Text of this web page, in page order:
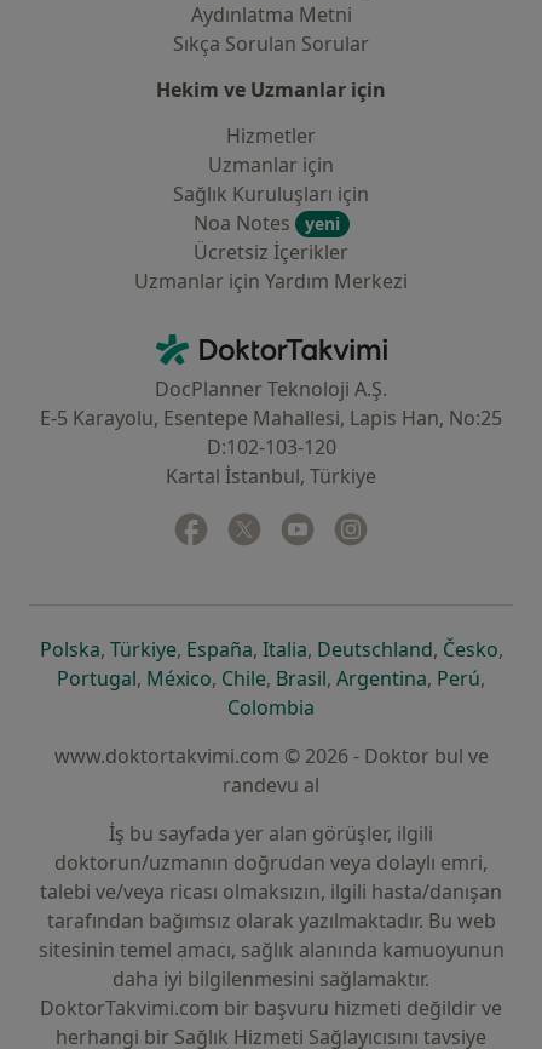
Aydınlatma Metni
Sıkça Sorulan Sorular
Hekim ve Uzmanlar için
Hizmetler
Uzmanlar için
Sağlık Kuruluşları için
Noa Notes
yeni
Ücretsiz İçerikler
Uzmanlar için Yardım Merkezi
DoktorTakvimi - Ana Sayfa
DocPlanner Teknoloji A.Ş.
E-5 Karayolu, Esentepe Mahallesi, Lapis Han, No:25
D:102-103-120
Kartal İstanbul, Türkiye
Facebook
yeni bir sekmede açılır
Twitter
yeni bir sekmede açılır
Youtube
yeni bir sekmede açılır
Polskayeni bir sekmede açılır
, Türkiyeyeni bir sekmede açılır
, Españayeni bir sekmede açılır
, Italiayeni bir sekmede açılır
, Deutschlandyeni bir
, Českoyeni
,
Portugalyeni bir sekmede açılır
, Méxicoyeni bir sekmede açılır
, Chileyeni bir sekmede açılır
, Brasilyeni bir sekmede açılır
, Argentinayeni bir
, Perúyeni
,
Colombia
www.doktortakvimi.com © 2026 - Doktor bul ve
randevu al
İş bu sayfada yer alan görüşler, ilgili
doktorun/uzmanın doğrudan veya dolaylı emri,
talebi ve/veya ricası olmaksızın, ilgili hasta/danışan
tarafından bağımsız olarak yazılmaktadır. Bu web
sitesinin temel amacı, sağlık alanında kamuoyunun
daha iyi bilgilenmesini sağlamaktır.
DoktorTakvimi.com bir başvuru hizmeti değildir ve
herhangi bir Sağlık Hizmeti Sağlayıcısını tavsiye